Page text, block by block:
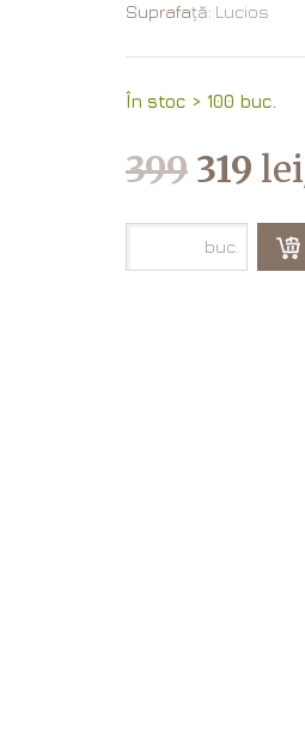
În stoc > 100 buc.
399 319
buc.
Suprafață: Lucios